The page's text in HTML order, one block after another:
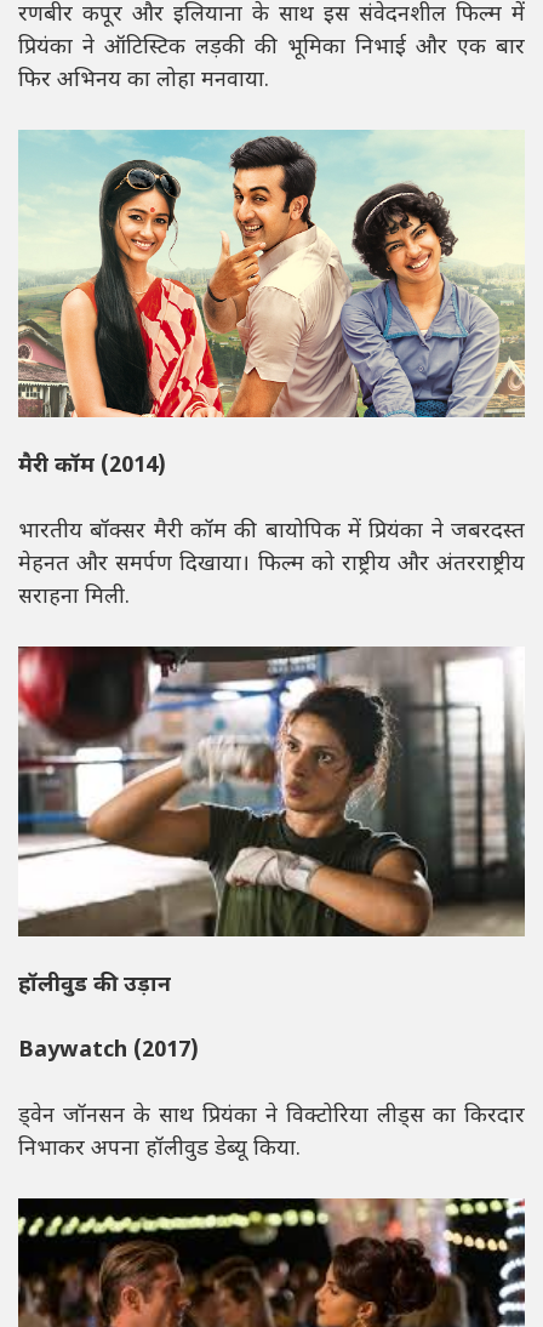
रणबीर कपूर और इलियाना के साथ इस संवेदनशील फिल्म में
प्रियंका ने ऑटिस्टिक लड़की की भूमिका निभाई और एक बार
फिर अभिनय का लोहा मनवाया.
मैरी कॉम (2014)
भारतीय बॉक्सर मैरी कॉम की बायोपिक में प्रियंका ने जबरदस्त
मेहनत और समर्पण दिखाया। फिल्म को राष्ट्रीय और अंतरराष्ट्रीय
सराहना मिली.
हॉलीवुड की उड़ान
Baywatch (2017)
ड्वेन जॉनसन के साथ प्रियंका ने विक्टोरिया लीड्स का किरदार
निभाकर अपना हॉलीवुड डेब्यू किया.